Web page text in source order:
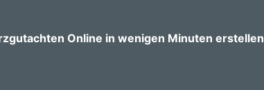
Online in wenigen Minuten erstellen